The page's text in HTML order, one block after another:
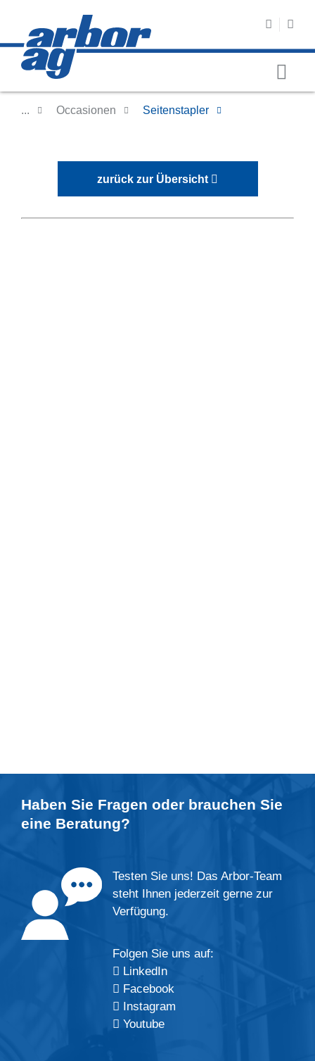
... Occasionen Seitenstapler
zurück zur Übersicht
Haben Sie Fragen oder brauchen Sie
eine Beratung?
Testen Sie uns! Das Arbor-Team
steht Ihnen jederzeit gerne zur
Verfügung.
Folgen Sie uns auf:
LinkedIn
Facebook
Instagram
Youtube